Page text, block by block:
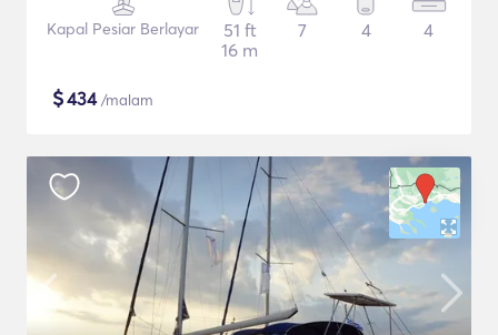
Kapal Pesiar Berlayar
51 ft
16 m
7 4 4
$434/malam